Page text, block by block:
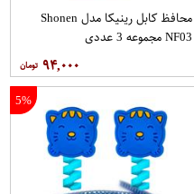
محافظ کابل رینیکا مدل Shonen
NF03 مجموعه 3 عددی
۹۴,۰۰۰
5%